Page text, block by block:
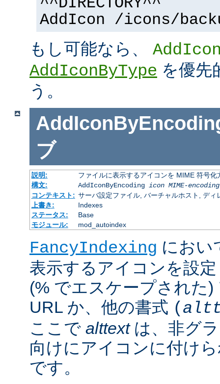
AddIcon /icons/
もし可能なら、
AddIconByType を優先
う。
ブ
説明:
ファイルに表示するアイコンを MIME 符号化
構文:
AddIconByEncoding icon MIME-encoding
コンテキスト: サーバ設定ファイル, バーチャルホスト, ディ
上書き:
Indexes
ステータス:
Base
モジュール:
mod_autoindex
FancyIndexing におい
表示するアイコンを設
(% でエスケープされた
URL か、他の書式 (
ここで alttextは、非グ
向けにアイコンに付け
です。